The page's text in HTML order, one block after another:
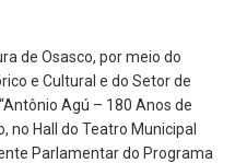
de Osasco, por meio do
e Cultural e do Setor de
Agú – 180 Anos de
no Hall do Teatro Municipal
Parlamentar do Programa